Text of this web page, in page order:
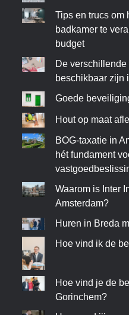
Tips en trucs om
badkamer te
budget
De
beschikbaar
Goede
Hout op maat
BOG-taxatie in
hét fundament
Waarom is Inter
Amsterdam?
Huren in Breda
Hoe vind ik de
Hoe vind je de
Gorinchem?